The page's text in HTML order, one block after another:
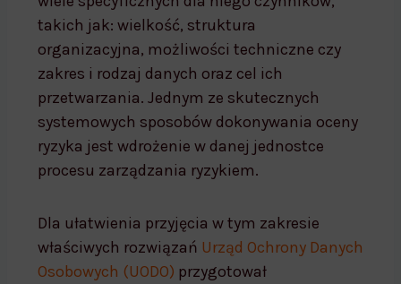
takich jak: wielkość, struktura
organizacyjna, możliwości techniczne czy
zakres i rodzaj danych oraz cel ich
przetwarzania. Jednym ze skutecznych
systemowych sposobów dokonywania oceny
ryzyka jest wdrożenie w danej jednostce
procesu zarządzania ryzykiem.
Dla ułatwienia przyjęcia w tym zakresie
właściwych rozwiązań Urząd Ochrony Danych
Osobowych (UODO) przygotował